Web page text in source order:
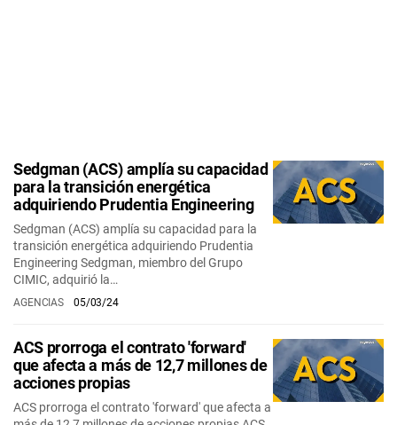
Sedgman (ACS) amplía su capacidad
para la transición energética
adquiriendo Prudentia Engineering
Sedgman (ACS) amplía su capacidad para la
transición energética adquiriendo Prudentia
Engineering Sedgman, miembro del Grupo
CIMIC, adquirió la…
AGENCIAS 05/03/24
ACS prorroga el contrato 'forward'
que afecta a más de 12,7 millones de
acciones propias
ACS prorroga el contrato 'forward' que afecta a